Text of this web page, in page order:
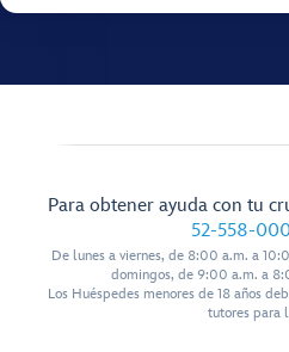
Para obtener ayuda con tu
52-558-
De lunes a viernes, de 8:00 a.m. a
domingos, de 9:00 a.m. a
Los Huéspedes menores de 18 años
tutores para